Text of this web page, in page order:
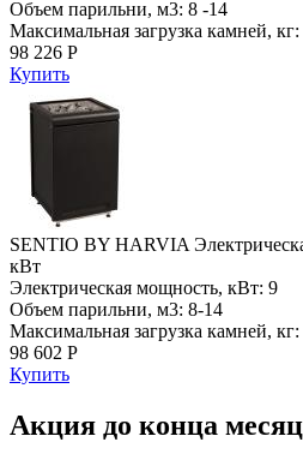
Объем парильни, м3: 8 -14
Максимальная загрузка камней,
98 226 Р
Купить
SENTIO BY HARVIA
кВт
Электрическая мощность, кВт: 9
Объем парильни, м3: 8-14
Максимальная загрузка камней,
98 602 Р
Купить
Акция до конца